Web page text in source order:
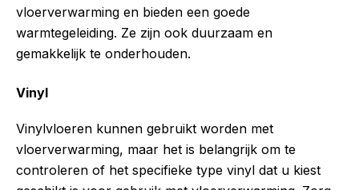
vloerverwarming en bieden een goede
warmtegeleiding. Ze zijn ook duurzaam en
gemakkelijk te onderhouden.
Vinyl
Vinylvloeren kunnen gebruikt worden met
vloerverwarming, maar het is belangrijk om te
controleren of het specifieke type vinyl dat u kiest